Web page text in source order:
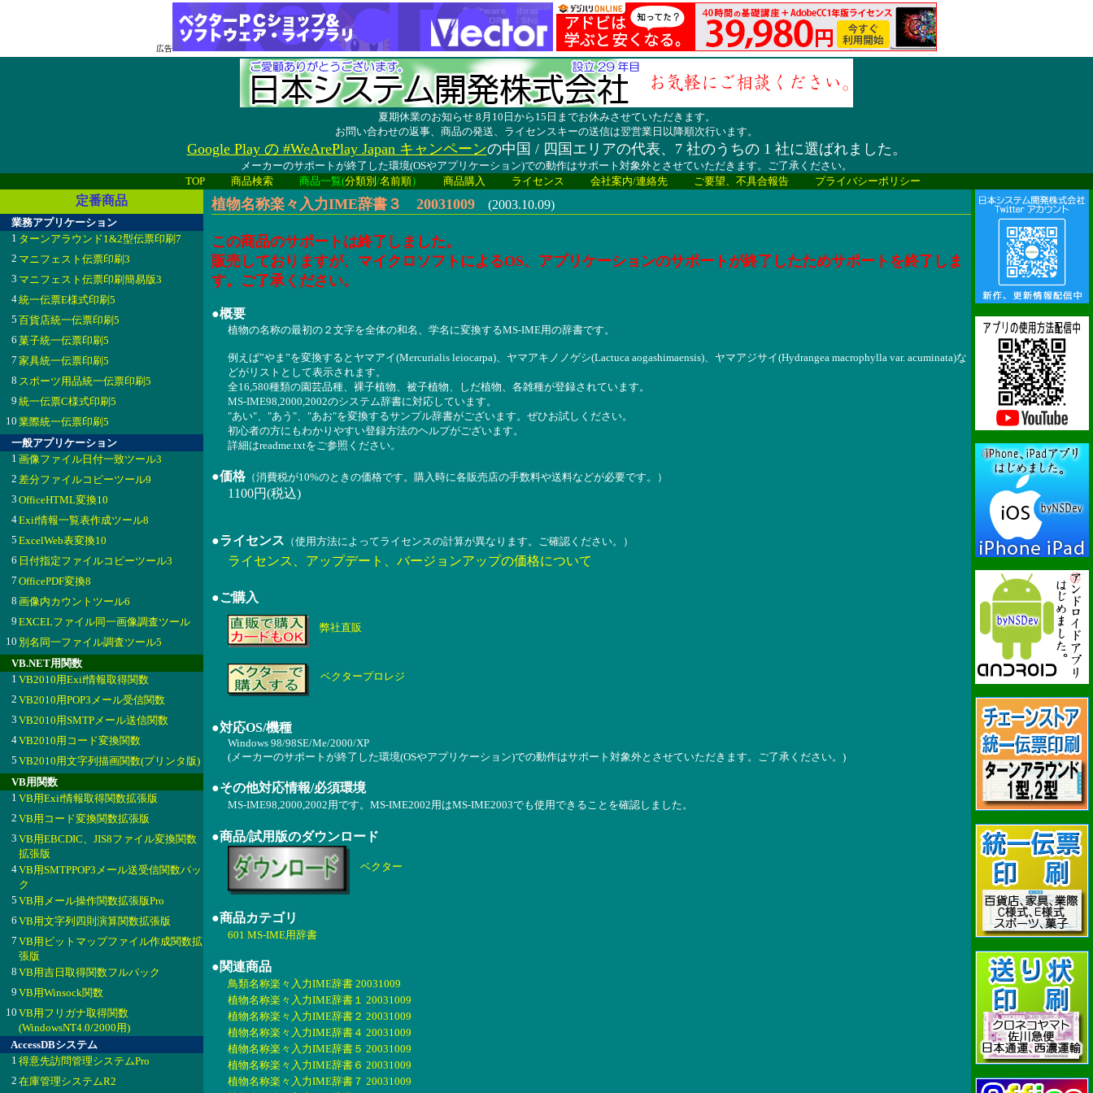
広告
夏期休業のお知らせ 8月10日から15日までお休みさせていただきます。
お問い合わせの返事、商品の発送、ライセンスキーの送信は翌営業日以降順次行います。
Google Play の #WeArePlay Japan キャンペーンの中国 / 四国エリアの代表、7 社のうちの 1 社に選ばれました。
メーカーのサポートが終了した環境(OSやアプリケーション)での動作はサポート対象外とさせていただきます。ご了承ください。
TOP
商品検索 商品一覧(分類別 /名前順） 商品購入 ライセンス 会社案内/連絡先 ご要望、不具合報告 プライバシーポリシー
定番商品
業務アプリケーション
1 ターンアラウンド1&2型伝票印刷7
2 マニフェスト伝票印刷3
3 マニフェスト伝票印刷簡易版3
4統一伝票E様式印刷5
5 百貨店統一伝票印刷5
6 菓子統一伝票印刷5
7 家具統一伝票印刷5
8 スポーツ用品統一伝票印刷5
9 統一伝票C様式印刷5
10 業際統一伝票印刷5
一般アプリケーション
1 画像ファイル日付一致ツール3
2 差分ファイルコピーツール9
3 OfficeHTML変換10
4Exif情報一覧表作成ツール8
5 ExcelWeb表変換10
6 日付指定ファイルコピーツール3
7 OfficePDF変換8
8 画像内カウントツール6
9 EXCELファイル同一画像調査ツール
10 別名同一ファイル調査ツール5
VB.NET用関数
1 VB2010用Exif情報取得関数
2 VB2010用POP3メール受信関数
3 VB2010用SMTPメール送信関数
4VB2010用コード変換関数
5 VB2010用文字列描画関数(プリンタ版)
VB用関数
1 VB用Exif情報取得関数拡張版
2 VB用コード変換関数拡張版
3 VB用EBCDIC、JIS8ファイル変換関数
拡張版
4VB用SMTPPOP3メール送受信関数パッ
ク
5 VB用メール操作関数拡張版Pro
6 VB用文字列四則演算関数拡張版
7 VB用ビットマップファイル作成関数拡
張版
8 VB用吉日取得関数フルパック
9 VB用Winsock関数
10 VB用フリガナ取得関数
(WindowsNT4.0/2000用)
AccessDBシステム
1 得意先訪問管理システムPro
2 在庫管理システムR2
植物名称楽々入力IME辞書３ 20031009 (2003.10.09)
この商品のサポートは終了しました。
販売しておりますが、マイクロソフトによるOS、アプリケーションのサポートが終了したためサポートを終了しま
す。ご了承ください。
●概要
植物の名称の最初の２文字を全体の和名、学名に変換するMS-IME用の辞書です。
例えば”やま”を変換するとヤマアイ(Mercurialis leiocarpa)、ヤマアキノノゲシ(Lactuca aogashimaensis)、ヤマアジサイ(Hydrangea macrophylla var. acuminata)な
どがリストとして表示されます。
全16,580種類の園芸品種、裸子植物、被子植物、しだ植物、各雑種が登録されています。
MS-IME98,2000,2002のシステム辞書に対応しています。
"あい"、"あう"、"あお"を変換するサンプル辞書がございます。ぜひお試しください。
初心者の方にもわかりやすい登録方法のヘルプがございます。
詳細はreadme.txtをご参照ください。
●価格（消費税が10%のときの価格です。購入時に各販売店の手数料や送料などが必要です。）
1100円(税込)
●ライセンス （使用方法によってライセンスの計算が異なります。ご確認ください。）
ライセンス、アップデート、バージョンアップの価格について
●ご購入
弊社直販
ベクタープロレジ
●対応OS/機種
Windows 98/98SE/Me/2000/XP
(メーカーのサポートが終了した環境(OSやアプリケーション)での動作はサポート対象外とさせていただきます。ご了承ください。)
●その他対応情報/必須環境
MS-IME98,2000,2002用です。MS-IME2002用はMS-IME2003でも使用できることを確認しました。
●商品/試用版のダウンロード
ベクター
●商品カテゴリ
601 MS-IME用辞書
●関連商品
鳥類名称楽々入力IME辞書 20031009
植物名称楽々入力IME辞書１ 20031009
植物名称楽々入力IME辞書２ 20031009
植物名称楽々入力IME辞書４ 20031009
植物名称楽々入力IME辞書５ 20031009
植物名称楽々入力IME辞書６ 20031009
植物名称楽々入力IME辞書７ 20031009